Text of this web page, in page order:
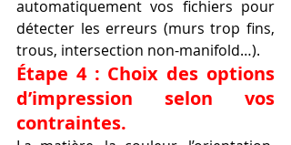
automatiquement vos fichiers pour
détecter les erreurs (murs trop fins,
trous, intersection non-manifold…).
Étape 4 : Choix des options
d’impression selon vos
contraintes.